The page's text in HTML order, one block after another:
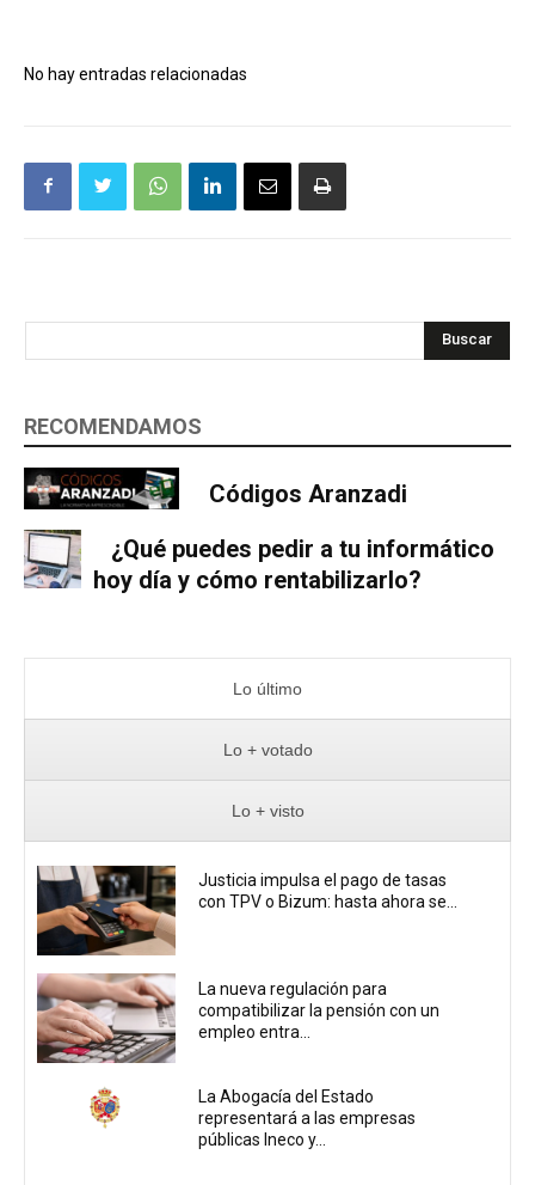
No hay entradas relacionadas
Buscar
RECOMENDAMOS
Códigos Aranzadi
¿Qué puedes pedir a tu informático
hoy día y cómo rentabilizarlo?
Lo último
Lo + votado
Lo + visto
Justicia impulsa el pago de tasas
con TPV o Bizum: hasta ahora se...
La nueva regulación para
compatibilizar la pensión con un
empleo entra...
La Abogacía del Estado
representará a las empresas
públicas Ineco y...